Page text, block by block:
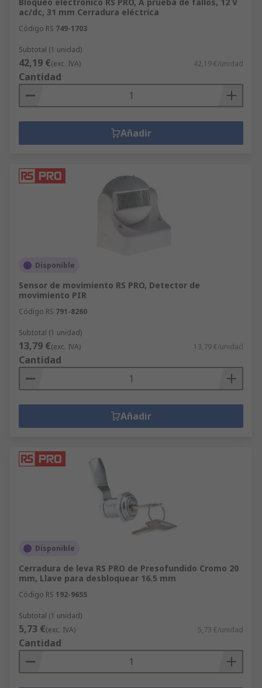
ac/dc, 31 mm Cerradura eléctrica
Código RS 749-1703
Subtotal (1 unidad)
42,19 €(exc. IVA) 42,19 €/unidad
Cantidad
Añadir
Disponible
Sensor de movimiento RS PRO, Detector de
movimiento PIR
Código RS 791-8260
Subtotal (1 unidad)
13,79 €(exc. IVA) 13,79 €/unidad
Cantidad
Añadir
Disponible
Cerradura de leva RS PRO de Presofundido Cromo 20
mm, Llave para desbloquear 16.5 mm
Código RS 192-9655
Subtotal (1 unidad)
5,73 €(exc. IVA) 5,73 €/unidad
Cantidad